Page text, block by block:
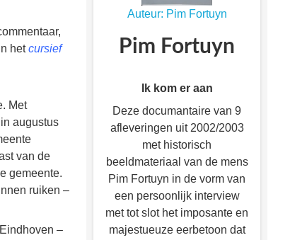
hetcursief
Met
augustus
van de
gemeente.
ruiken –
–
Auteur: Pim Fortuyn
Pim Fortuyn
Ik kom er aan
Deze documantaire van 9
afleveringen uit 2002/2003
met historisch
beeldmateriaal van de mens
Pim Fortuyn in de vorm van
een persoonlijk interview
met tot slot het imposante en
majestueuze eerbetoon dat